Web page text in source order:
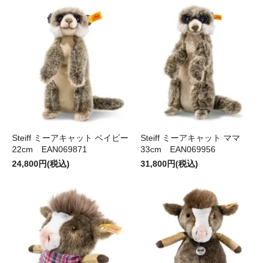
Steiff ミーアキャット ベイビー
22cm EAN069871
24,800円(税込)
Steiff ミーアキャット ママ
33cm EAN069956
31,800円(税込)